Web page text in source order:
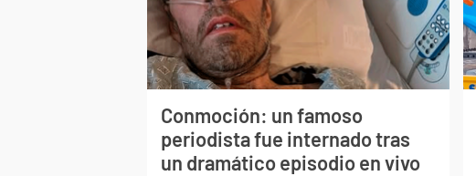
Conmoción: un famoso
periodista fue internado tras
un dramático episodio en vivo